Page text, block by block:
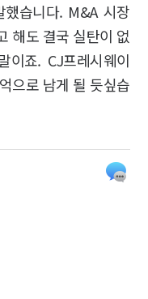
습니다. M&A 시장
해도 결국 실탄이 없
죠. CJ프레시웨이
으로 남게 될 듯싶습